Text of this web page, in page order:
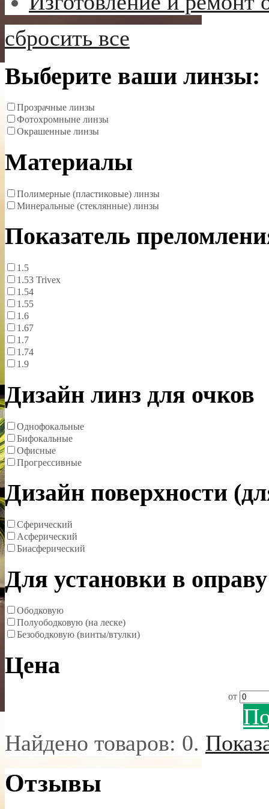
сбросить все
Выберите ваши линзы:
Прозрачные линзы
Фотохромныне линзы
Окрашенные линзы
Материалы
Полимерные (пластиковые) линзы
Минеральные (стеклянные) линзы
Показатель
1.5
1.53 Trivex
1.54
1.55
1.6
1.67
1.7
1.74
1.9
Дизайн линз для очков
Однофокальные
Бифокальные
Офисные
Прогрессивные
Дизайн поверхности
Сферический
Асферический
Биасферический
Для установки в оправу
Ободковую
Полуободковую (на леске)
Безободковую (винты/втулки)
Цена
от
Найдено товаров: 0.
Отзывы